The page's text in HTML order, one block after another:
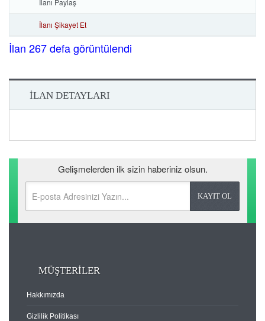
İlanı Paylaş
İlanı Şikayet Et
İlan 267 defa görüntülendi
İLAN DETAYLARI
Gelişmelerden ilk sizin haberiniz olsun.
MÜŞTERİLER
Hakkımızda
Gizlilik Politikası